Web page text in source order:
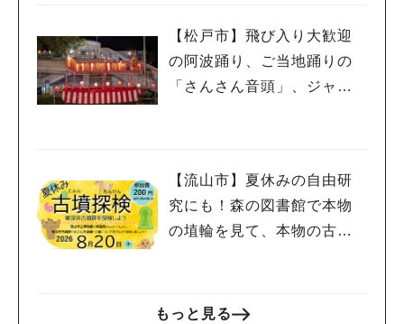
【松戸市】飛び入り大歓迎
の阿波踊り、ご当地踊りの
「さんさん音頭」、ジャ
【流山市】夏休みの自由研
究にも！森の図書館で本物
の埴輪を見て、本物の古墳
もっと見る